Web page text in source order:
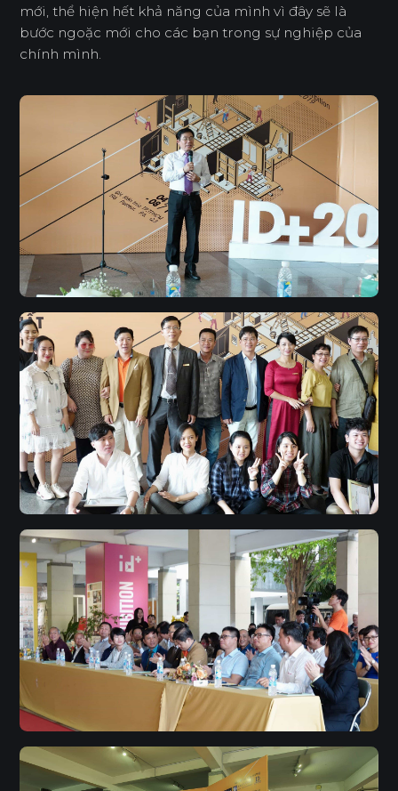
mới, thể hiện hết khả năng của mình vì đây sẽ là
bước ngoặc mới cho các bạn trong sự nghiệp của
chính mình.